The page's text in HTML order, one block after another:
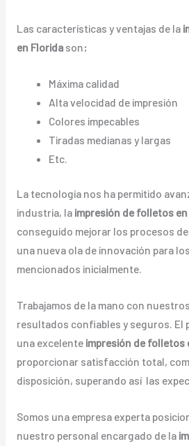
Las características y ventajas de la
en Florida son:
Máxima calidad
Alta velocidad de impresión
Colores impecables
Tiradas medianas y largas
Etc.
La tecnología nos ha permitido
industria, la impresión de folletos
conseguido mejorar los procesos
una nueva ola de innovación para
mencionados inicialmente.
Trabajamos de la mano con
resultados confiables y seguros. El
una excelente impresión de folletos
proporcionar satisfacción total,
disposición, superando así las
Somos una empresa experta
nuestro personal encargado de la